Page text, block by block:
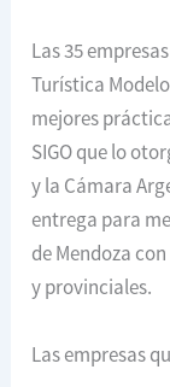
Las 35
Turística
mejores
SIGO que lo
y la Cámara
entrega para
de Mendoza
y provinciales.
Las empresas